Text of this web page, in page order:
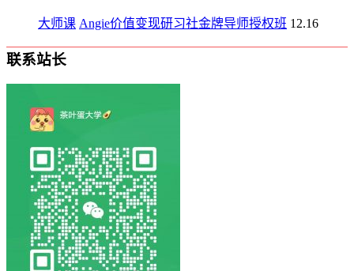
大师课 Angie价值变现研习社金牌导师授权班 12.16
联系站长